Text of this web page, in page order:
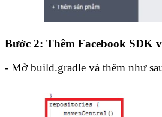
Bước 2: Thêm Facebook SDK
- Mở build.gradle và thêm như